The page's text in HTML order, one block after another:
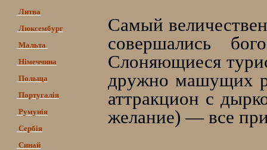
Литва
Люксембург
Мальта
Німеччина
Польща
Португалія
Румунія
Сербія
Синай
Самый
совершались
Слоняющиеся
дружно машущих
аттракцион с
желание) — все